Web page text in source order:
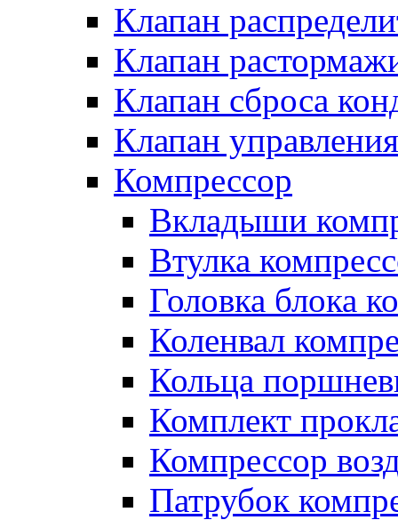
Клапан
Клапан
Клапан сброса
Клапан управления
Компрессор
Вкладыши
Втулка
Головка блока
Коленвал
Кольца
Комплект
Компрессор
Патрубок